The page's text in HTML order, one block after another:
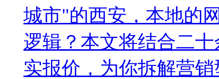
城市"的西安，本地的
逻辑？本文将结合二
实报价，为你拆解营